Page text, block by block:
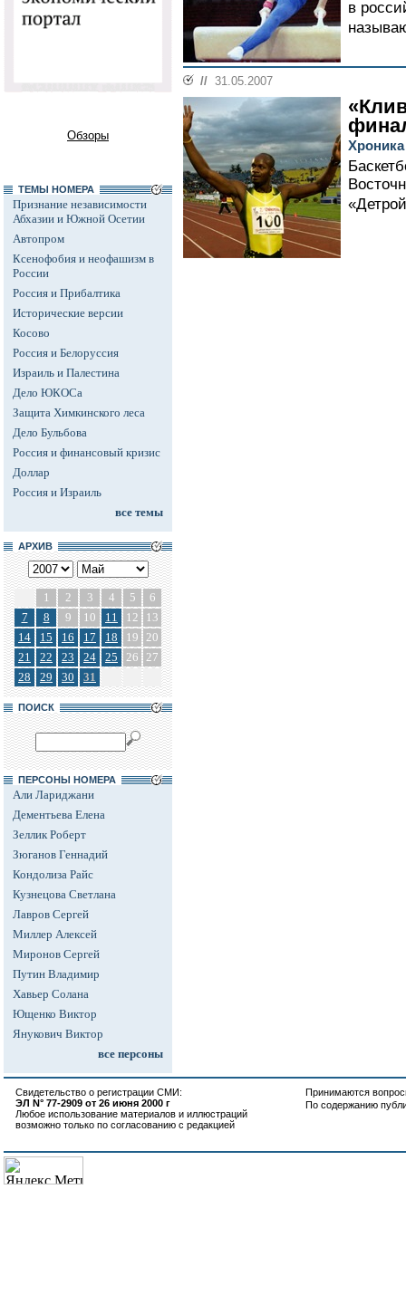
Обзоры
ТЕМЫ НОМЕРА
Признание независимости
Абхазии и Южной Осетии
Автопром
Ксенофобия и неофашизм в
России
Россия и Прибалтика
Исторические версии
Косово
Россия и Белоруссия
Израиль и Палестина
Дело ЮКОСа
Защита Химкинского леса
Дело Бульбова
Россия и финансовый кризис
Доллар
Россия и Израиль
все темы
АРХИВ
1 2 3 4 5
6
7
8 9 10 11 12
13
14
15 16 17 18 19 20
21
22 23 24 25 26 27
28
29 30 31
ПОИСК
ПЕРСОНЫ НОМЕРА
Али Лариджани
Дементьева Елена
Зеллик Роберт
Зюганов Геннадий
Кондолиза Райс
Кузнецова Светлана
Лавров Сергей
Миллер Алексей
Миронов Сергей
Путин Владимир
Хавьер Солана
Ющенко Виктор
Янукович Виктор
все персоны
в
// 31.05.2007
Свидетельство о регистрации СМИ:
ЭЛ N° 77-2909 от 26 июня 2000 г
Любое использование материалов и иллюстраций
возможно только по согласованию с редакцией
Принимаются
По содержанию